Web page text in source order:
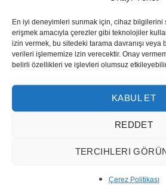
En iyi deneyimleri sunmak için, cihaz bilgilerini
erişmek amacıyla çerezler gibi teknolojiler
izin vermek, bu sitedeki tarama davranışı veya
verileri işlememize izin verecektir. Onay
belirli özellikleri ve işlevleri olumsuz
KABUL ET
REDDET
TERCIHLERI
Çerez Politikası